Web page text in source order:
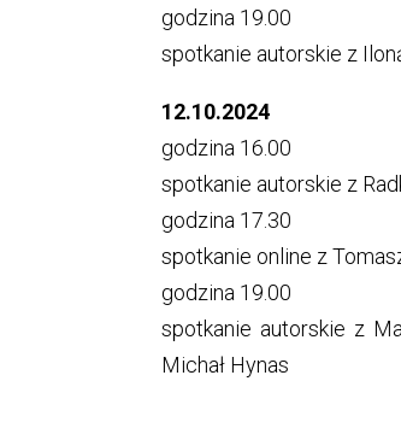
godzina 19.00
spotkanie autorskie z
12.10.2024
godzina 16.00
spotkanie autorskie z
godzina 17.30
spotkanie online z
godzina 19.00
spotkanie autorskie z
Michał Hynas